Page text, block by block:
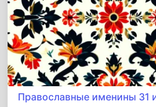
Православные именины 31